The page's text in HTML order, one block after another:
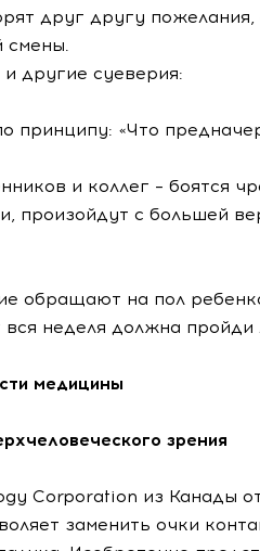
друг другу пожелания,
смены.
другие суеверия:
принципу: «Что
и коллег – боятся
произойдут с большей
обращают на пол
неделя должна
медицины
зрения
Corporation из Канады
заменить очки